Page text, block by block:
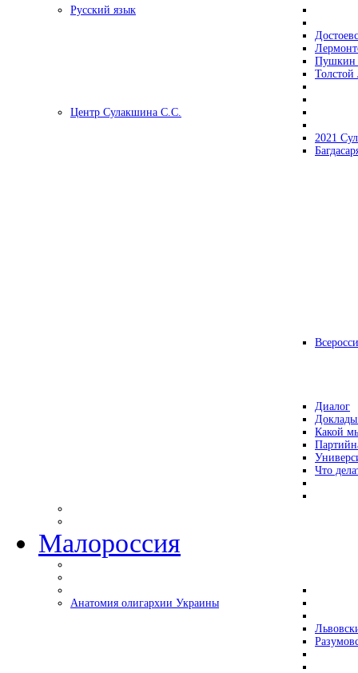
Русский язык
Центр Сулакшина С.С.
2021
Диалог
Какой
Что
Малороссия
Анатомия олигархии Украины